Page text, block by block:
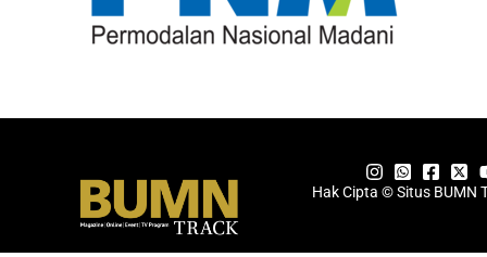
Hak Cipta © Situs BUMN